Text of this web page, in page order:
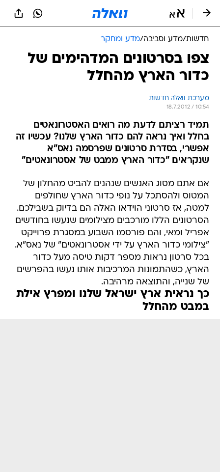
חדשות/מדע וסביבה/מדע ומחקר
צפו בסרטונים המדהימים של
כדור הארץ מהחלל
מערכת וואלה חדשות
18.7.2012 / 10:54
תמיד רציתם לדעת מה רואים האסטרונאטים
בחלל ואיך נראה להם כדור הארץ שלנו? עכשיו זה
אפשרי, בסדרת סרטונים שפרסמה נאס"א
שנקראים "כדור הארץ ממבט של אסטרונאטים"
אם אתם מסוג האנשים שנהנים להביט מהחלון של
המטוס ולהסתכל על נופי כדור הארץ שחולפים
למטה, אז סרטוני הוידאו האלה הם בדיוק בשבילכם.
הסרטונים הללו מורכבים מצילומים שנעשו בחודשים
אפריל ומאי, והם פורסמו השבוע במסגרת פרוייקט
"צילומי כדור הארץ על ידי אסטרונאטים" של נאס"א.
בכל סרטון נראות מספר דקות טיסה מעל כדור
הארץ, כשהתמונות המרכיבות אותו נעשו בהפרשים
של שנייה, והתוצאה מרהיבה.
כך נראית ארץ ישראל שלנו ומפרץ אילת
במבט מהחלל